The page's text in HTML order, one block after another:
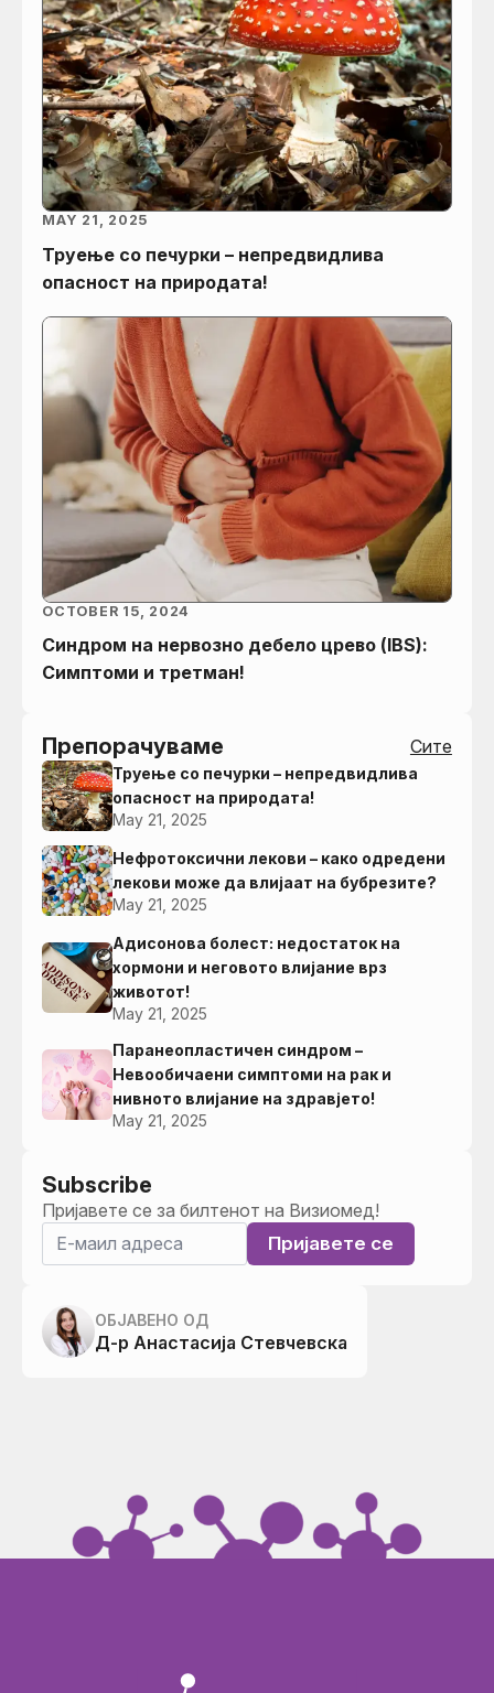
Труење со печурки – непредвидлива
опасност на природата!
MAY 21, 2025
Синдром на нервозно дебело црево (IBS):
Симптоми и третман!
OCTOBER 15, 2024
Препорачуваме Сите
Труење со печурки – непредвидлива
опасност на природата!
May 21, 2025
Нефротоксични лекови – како одредени
лекови може да влијаат на бубрезите?
May 21, 2025
Адисонова болест: недостаток на
хормони и неговото влијание врз
животот!
May 21, 2025
Паранеопластичен синдром –
Невообичаени симптоми на рак и
нивното влијание на здравјето!
May 21, 2025
Subscribe
Пријавете се за билтенот на Визиомед!
Пријавете се
ОБЈАВЕНО ОД
Д-р Анастасија Стевчевска